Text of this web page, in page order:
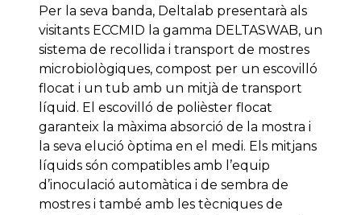
Per la seva banda, Deltalab presentarà als
visitants ECCMID la gamma DELTASWAB, un
sistema de recollida i transport de mostres
microbiològiques, compost per un escovilló
flocat i un tub amb un mitjà de transport
líquid. El escovilló de polièster flocat
garanteix la màxima absorció de la mostra i
la seva elució òptima en el medi. Els mitjans
líquids són compatibles amb l’equip
d’inoculació automàtica i de sembra de
mostres i també amb les tècniques de